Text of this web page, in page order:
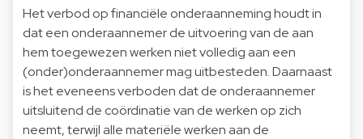
Het verbod op financiële onderaanneming houdt in
dat een onderaannemer de uitvoering van de aan
hem toegewezen werken niet volledig aan een
(onder)onderaannemer mag uitbesteden. Daarnaast
is het eveneens verboden dat de onderaannemer
uitsluitend de coördinatie van de werken op zich
neemt, terwijl alle materiële werken aan de